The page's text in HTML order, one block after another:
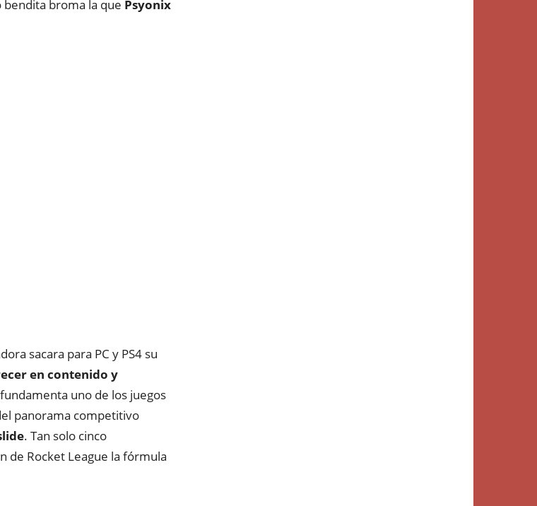
broma la que Psyonix
sacara para PC y PS4 su
en contenido y
uno de los juegos
panorama competitivo
. Tan solo cinco
de Rocket League la fórmula